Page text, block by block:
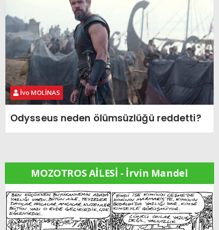
İvo MOLİNAS
Odysseus neden ölümsüzlüğü reddetti?
MOZOTROS AİLESİ - İrvin Mandel